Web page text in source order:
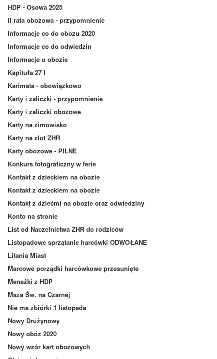
HDP - Osowa 2025
II rata obozowa - przypomnienie
Informacje co do obozu 2020
Informacje co do odwiedzin
Informacje o obozie
Kapituła 27 I
Karimata - obowiązkowo
Karty i zaliczki - przypomnienie
Karty i zaliczki obozowe
Karty na zimowisko
Karty na zlot ZHR
Karty obozowe - PILNE
Konkurs fotograficzny w ferie
Kontakt z dzieckiem na obozie
Kontakt z dzieckiem na obozie
Kontakt z dziećmi na obozie oraz odwiedziny
Konto na stronie
List od Naczelnictwa ZHR do rodziców
Listopadowe sprzątanie harcówki ODWOŁANE
Litania Miast
Marcowe porządki harcówkowe przesunięte
Menażki z HDP
Msza Św. na Czarnej
Nie ma zbiórki 1 listopada
Nowy Drużynowy
Nowy obóz 2020
Nowy wzór kart obozowych